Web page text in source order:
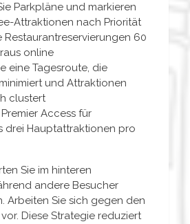
Parkpläne und markieren
Attraktionen nach Priorität
Restaurantreservierungen 60
online
eine Tagesroute, die
und Attraktionen
clustert
Access für
drei Hauptattraktionen pro
Sie im hinteren
andere Besucher
Arbeiten Sie sich gegen den
Diese Strategie reduziert